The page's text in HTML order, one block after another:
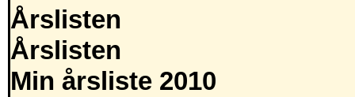
Årslisten
Årslisten
Min årsliste 2010